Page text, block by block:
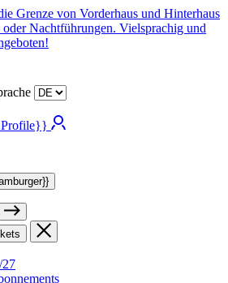
Grenze von Vorderhaus und Hinterhaus
oder Nachtführungen. Vielsprachig und
27